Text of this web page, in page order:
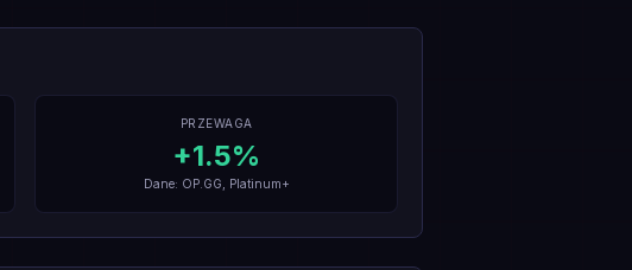
PRZEWAGA
+1.5%
Dane: OP.GG, Platinum+